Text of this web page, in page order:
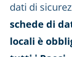
dati di
schede di
locali è